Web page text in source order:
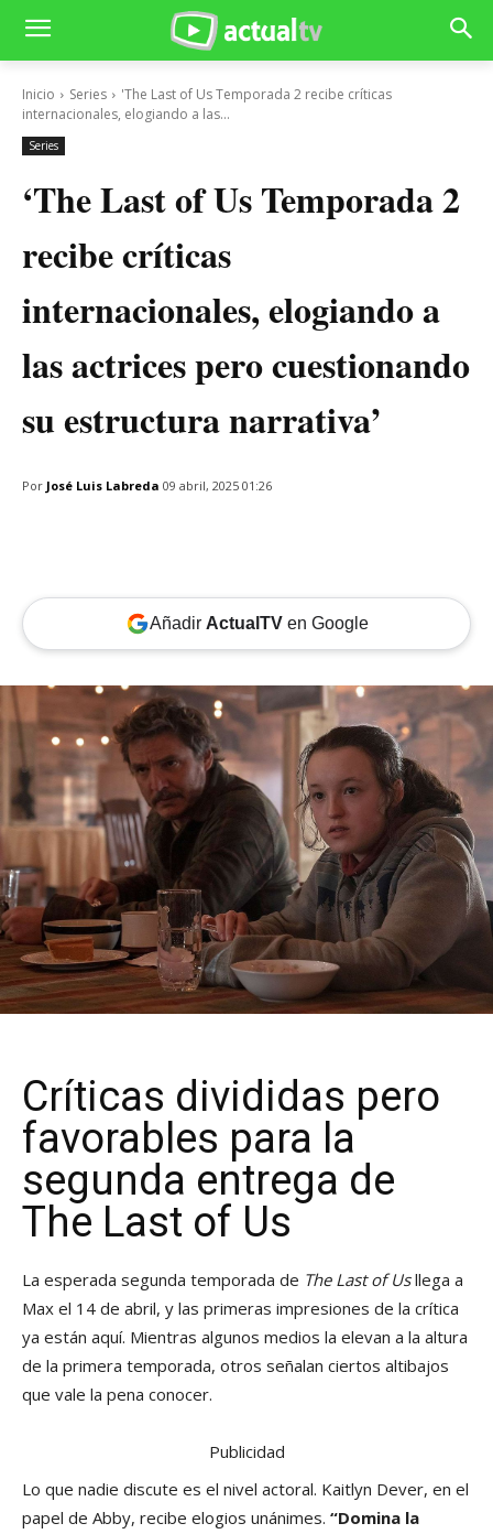
Inicio Series
'The Last of Us Temporada 2 recibe críticas
internacionales, elogiando a las...
Series
‘The Last of Us Temporada 2
recibe críticas
internacionales, elogiando a
las actrices pero cuestionando
su estructura narrativa’
Por José Luis Labreda 09 abril, 2025 01:26
Añadir ActualTVen Google
Críticas divididas pero
favorables para la
segunda entrega de
The Last of Us
La esperada segunda temporada de The Last of Usllega a
Max el 14 de abril, y las primeras impresiones de la crítica
ya están aquí. Mientras algunos medios la elevan a la altura
de la primera temporada, otros señalan ciertos altibajos
que vale la pena conocer.
Publicidad
Lo que nadie discute es el nivel actoral. Kaitlyn Dever, en el
papel de Abby, recibe elogios unánimes. “Domina la